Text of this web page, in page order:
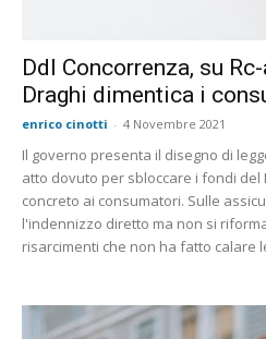
Ddl Concorrenza, su
Draghi dimentica i
enrico cinotti - 4 Novembre 2021
Il governo presenta il disegno di
atto dovuto per sbloccare i fondi del
concreto ai consumatori. Sulle
l'indennizzo diretto ma non si
risarcimenti che non ha fatto calare